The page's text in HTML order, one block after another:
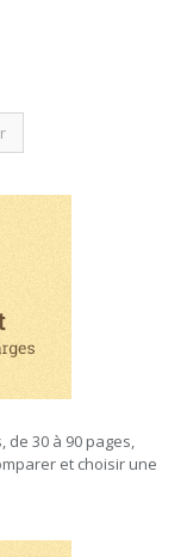
de 30 à 90 pages,
et choisir une